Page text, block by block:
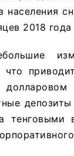
населения
2018
что
тенговыми